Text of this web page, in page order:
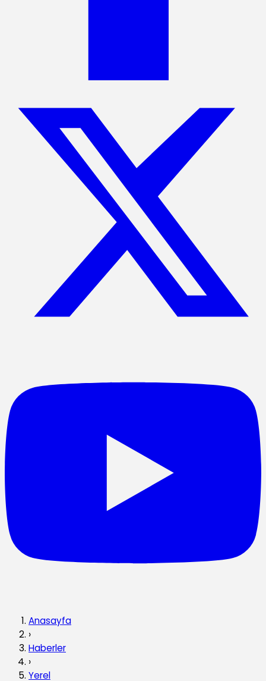
Anasayfa
›
Haberler
›
Yerel